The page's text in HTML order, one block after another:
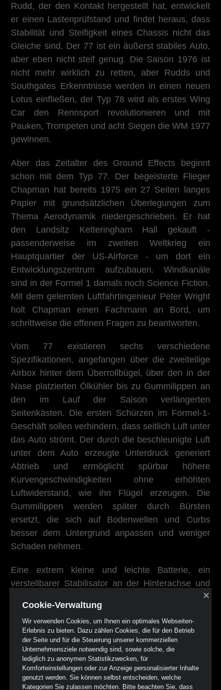
Rudd, der den Kontakt hergestellt hat, entwickelt
er einen Lastenprüfstand und findet heraus, dass
Stabilität und Steifigkeit eines Chassis nicht das
Gleiche sind. Der 77 ist ein äußerst stabiles Auto,
aber eben nicht steif genug. Die Saison 1976 ist
nicht mehr wirklich zu retten, aber Rudds und
Southgates Erkenntnisse werden in einen neuen
Lotus einfließen, der Typ 78 wird als erstes Wing
Car den Rennsport revolutionieren und mit
Pauken, Trompeten und acht Siegen die WM 1977
gewinnen.
Aber das Zeitalter des Ground Effects beginnt
schon mit dem Typ 77. Der begeisterte Flieger
Chapman hat bereits 1975 ein 27 Seiten langes
Papier mit grundsätzlichen Überlegungen zum
Thema Aerodynamik niedergeschrieben. Er hat
den Landsitz Ketteringham Hall gekauft -
passenderweise im zweiten Weltkrieg ein
Hauptquartier der US-Airforce - um dort ein
Entwicklungszentrum aufzubauen. Windkanäle
sind in der Formel 1 damals noch Science Fiction.
Mit dem gelernten Luftfahrtingenieur Peter Wright
holt Chapman einen Fachmann an Bord, um
schrittweise die offenen Fragen zu beantworten.
Vom 77 existieren sechs verschiedene
Spezifikationen, angefangen über die zweiteilige
Airbox hinter dem Überrollbügel, über den in der
Nase platzierten Ölkühler bis zu Gummilippen an
den im Lauf der Saison verlängerten
Seitenkästen. Die ersten Schürzen im Formel-1-
Geschäft sollen verhindern, dass seitlich Luft unter
das Auto strömt. Der durch die beschleunigte Luft
unter dem Auto erzeugte Unterdruck generiert
Abtrieb und ermöglicht spürbar höhere
Kurvengeschwindigkeiten ohne erhöhten
Luftwiderstand, wie ihn Flügel erzeugen. Die
Gummilippen werden später durch Bürsten
ersetzt, die sich auf Bodenwellen und Curbs
besser dem Untergrund anpassen und weniger
Schaden nehmen.
Eine extrem kleine und leichte Batterie, ein
verstellbarer Stabilisator an der Hinterachse und
ein verkürzter Radstand sind weitere Fortschritte
am 77. Beim Finale im japanischen Fuji fahren
James Hunt und der nach seinem Feuerunfall
genesene Niki Lauda um den Titel, und in dem
legendären Zweikampf des kühlen Analytikers aus
Österreich und dem impulsiven Lebemann aus
England, den Lauda im strömenden Regen am
Cookie-Verwaltung
×
Wir verwenden Cookies, um Ihnen ein optimales Webseiten-
Erlebnis zu bieten. Dazu zählen Cookies, die für den Betrieb
der Seite und für die Steuerung unserer kommerziellen
Unternehmensziele notwendig sind, sowie solche, die
lediglich zu anonymen Statistikzwecken, für
Komforteinstellungen oder zur Anzeige personalisierter Inhalte
genutzt werden. Sie können selbst entscheiden, welche
Kategorien Sie zulassen möchten. Bitte beachten Sie, dass